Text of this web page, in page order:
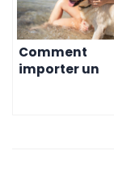
Comment
importer un